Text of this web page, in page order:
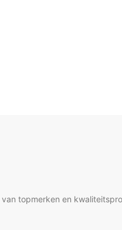
topmerken en